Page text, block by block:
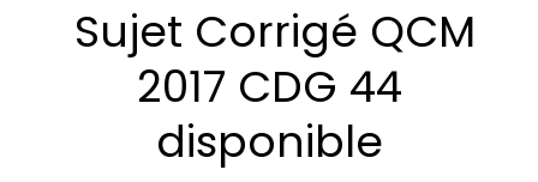
Sujet Corrigé QCM
2017 CDG 44
disponible